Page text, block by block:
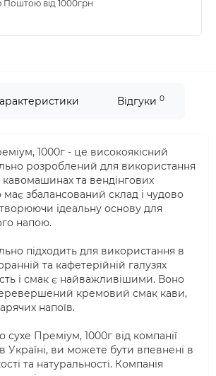
від 1000грн
Відгуки 0
1000г - це високоякісний
розроблений для використання
та вендінгових
має збалансований склад і чудово
ідеальну основу для
напою.
підходить для використання в
та кафетерійній галузях
і смак є найважливішими. Воно
кремовий смак кави,
напоїв.
Преміум, 1000г від компанії
Україні, ви можете бути впевнені в
та натуральності. Компанія